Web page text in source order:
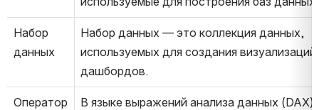
Набор
данных
Набор данных — это коллекция данных,
используемых для создания визуализаций
дашбордов.
Оператор
В языке выражений анализа данных (DAX)